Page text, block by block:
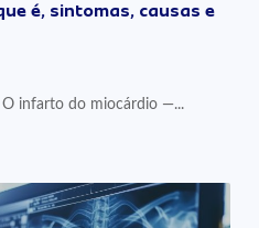
é, sintomas, causas e
infarto do miocárdio —...